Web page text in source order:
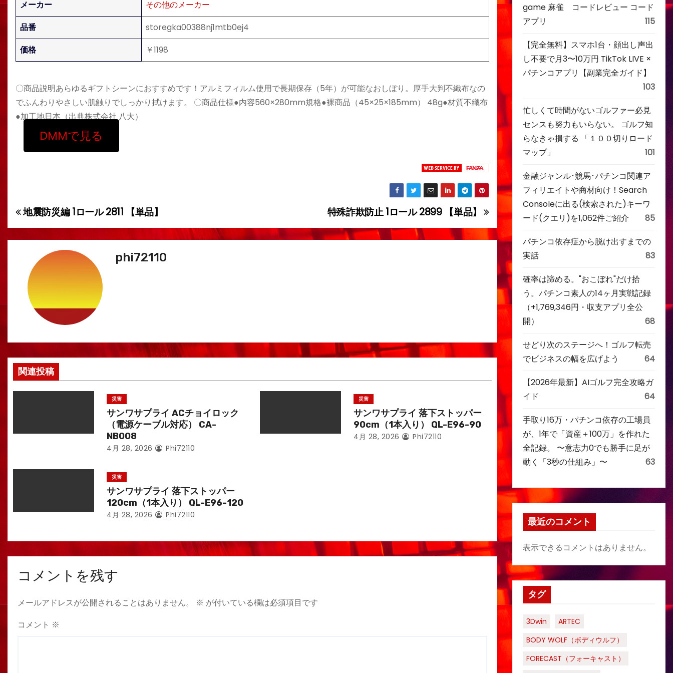
メーカー
その他のメーカー
品番
storegka00388nj1mtb0ej4
価格
￥1198
〇商品説明あらゆるギフトシーンにおすすめです！アルミフィルム使用で長期保存（5年）が可能なおしぼり。厚手大判不織布なの
でふんわりやさしい肌触りでしっかり拭けます。 〇商品仕様●内容560×280mm規格●裸商品（45×25×185mm） 48g●材質不織布
●加工地日本（出典株式会社 八大）
DMMで見る
投
稿
ビ
ゲ
シ
ョ
ン
特殊詐欺防止 1ロール 2899 【単品】
地震防災編 1ロール 2811 【単品】
phi72110
関連投稿
災害
サンワサプライ ACチョイロック
（電源ケーブル対応） CA-
NB008
4月 28, 2026 Phi72110
災害
サンワサプライ 落下ストッパー
90cm（1本入り） QL-E96-90
4月 28, 2026 Phi72110
災害
サンワサプライ 落下ストッパー
120cm（1本入り） QL-E96-120
4月 28, 2026 Phi72110
コメントを残す
メールアドレスが公開されることはありません。 ※ が付いている欄は必須項目です
コメント ※
game 麻雀 コードレビュー コード
アプリ
115
【完全無料】スマホ1台・顔出し声出
し不要で月3〜10万円 TikTok LIVE ×
パチンコアプリ【副業完全ガイド】
103
忙しくて時間がないゴルファー必見
センスも努力もいらない。 ゴルフ知
らなきゃ損する 「１００切りロード
マップ」
101
金融ジャンル･競馬･パチンコ関連ア
フィリエイトや商材向け！Search
Consoleに出る(検索された)キーワ
ード(クエリ)を1,062件ご紹介
85
パチンコ依存症から脱け出すまでの
実話
83
確率は諦める。"おこぼれ"だけ拾
う。パチンコ素人の14ヶ月実戦記録
（+1,769,346円・収支アプリ全公
開）
68
せどり次のステージへ！ゴルフ転売
でビジネスの幅を広げよう
64
【2026年最新】AIゴルフ完全攻略ガ
イド
64
手取り16万・パチンコ依存の工場員
が、1年で「資産＋100万」を作れた
全記録。 〜意志力0でも勝手に足が
動く「3秒の仕組み」〜
63
最近のコメント
表示できるコメントはありません。
タグ
3Dwin
ARTEC
BODY WOLF（ボディウルフ）
FORECAST（フォーキャスト）